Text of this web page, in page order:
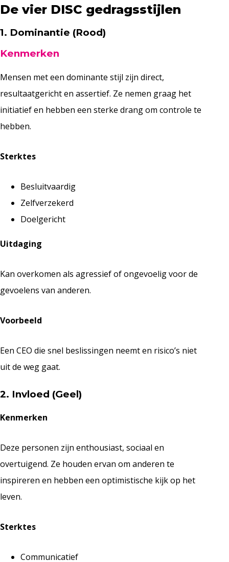
De vier DISC gedragsstijlen
1. Dominantie (Rood)
Kenmerken
Mensen met een dominante stijl zijn direct,
resultaatgericht en assertief. Ze nemen graag het
initiatief en hebben een sterke drang om controle te
hebben.
Sterktes
Besluitvaardig
Zelfverzekerd
Doelgericht
Uitdaging
Kan overkomen als agressief of ongevoelig voor de
gevoelens van anderen.
Voorbeeld
Een CEO die snel beslissingen neemt en risico’s niet
uit de weg gaat.
2. Invloed (Geel)
Kenmerken
Deze personen zijn enthousiast, sociaal en
overtuigend. Ze houden ervan om anderen te
inspireren en hebben een optimistische kijk op het
leven.
Sterktes
Communicatief